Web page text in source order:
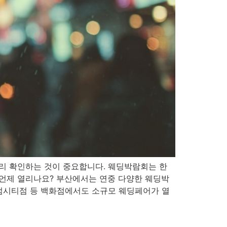
확인하는 것이 중요합니다. 웨딩박람회는 한
제 열리나요? 부산에서는 연중 다양한 웨딩박
티점 등 백화점에서도 소규모 웨딩페어가 열